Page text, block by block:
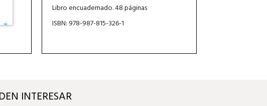
Libro encuadernado. 48 páginas
ISBN: 978-987-815-326-1
INTERESAR